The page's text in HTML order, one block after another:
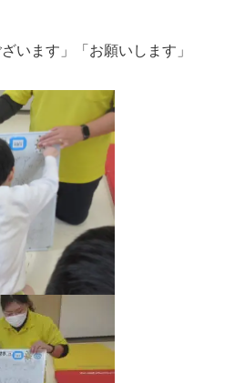
います」「お願いします」